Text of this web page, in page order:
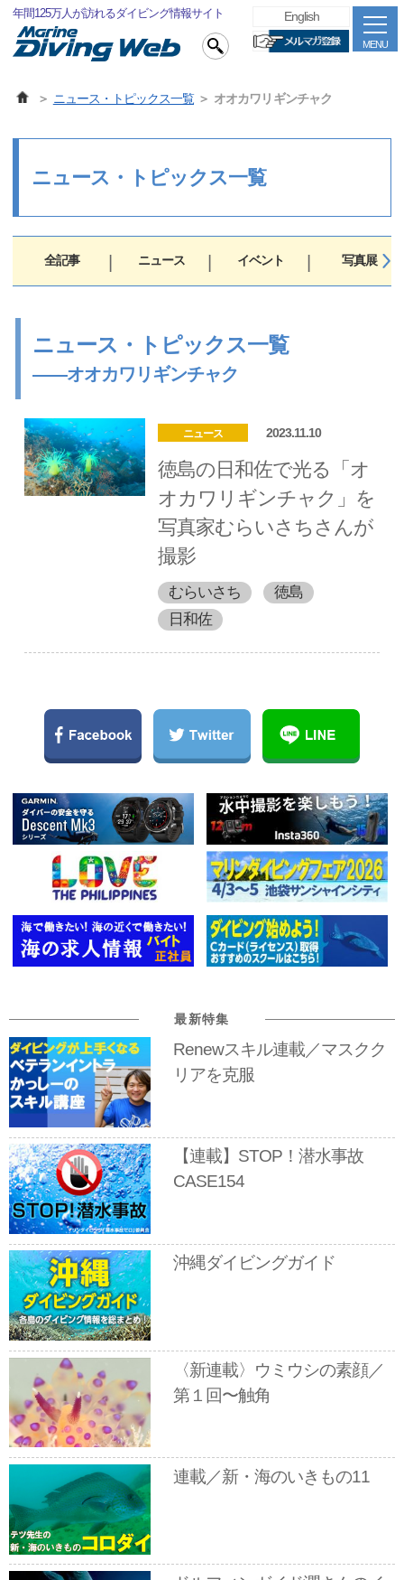
年間125万人が訪れるダイビング情報サイト
MENU
English
ニュース・トピックス一覧 オオカワリギンチャク
ニュース・トピックス一覧
全記事 ニュース イベント 写真展
ニュース・トピックス一覧
――オオカワリギンチャク
ニュース 2023.11.10
徳島の日和佐で光る「オ
オカワリギンチャク」を
写真家むらいさちさんが
撮影
むらいさち
徳島
日和佐
最新特集
Renewスキル連載／マスクク
リアを克服
【連載】STOP！潜水事故
CASE154
沖縄ダイビングガイド
〈新連載〉ウミウシの素顔／
第１回〜触角
連載／新・海のいきもの11